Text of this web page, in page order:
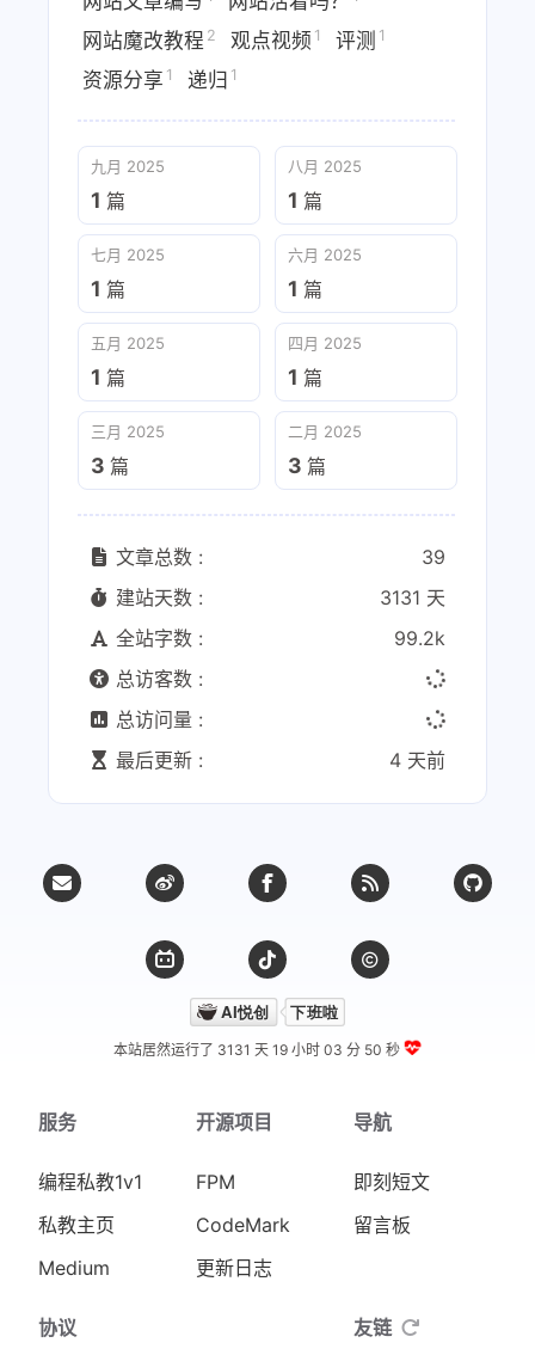
网站魔改教程 2 观点视频 1 评测 1
资源分享 1 递归 1
九月 2025
1 篇
八月 2025
1 篇
七月 2025
1 篇
六月 2025
1 篇
五月 2025
1 篇
四月 2025
1 篇
三月 2025
3 篇
二月 2025
3 篇
文章总数 :
39
建站天数 :
3131 天
全站字数 :
99.2k
总访客数 :
总访问量 :
最后更新 :
4 天前
本站居然运行了 3131 天19 小时 03 分 50 秒
服务
编程私教1v1
私教主页
Medium
开源项目
FPM
CodeMark
更新日志
导航
即刻短文
留言板
协议 友链